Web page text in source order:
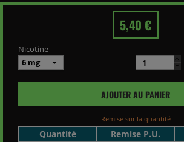
5,40 €
Nicotine
AJOUTER AU PANIER
Remise sur la quantité
Quantité Remise P.U.